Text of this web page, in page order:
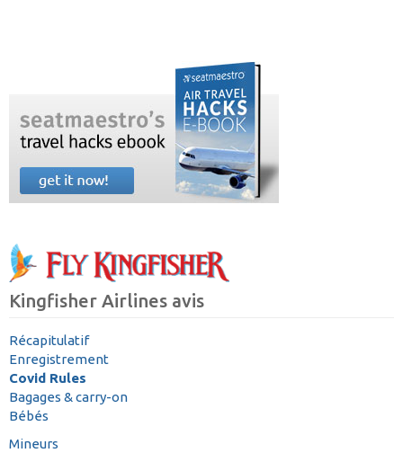
Kingfisher Airlines avis
Récapitulatif
Enregistrement
Covid Rules
Bagages & carry-on
Bébés
Mineurs